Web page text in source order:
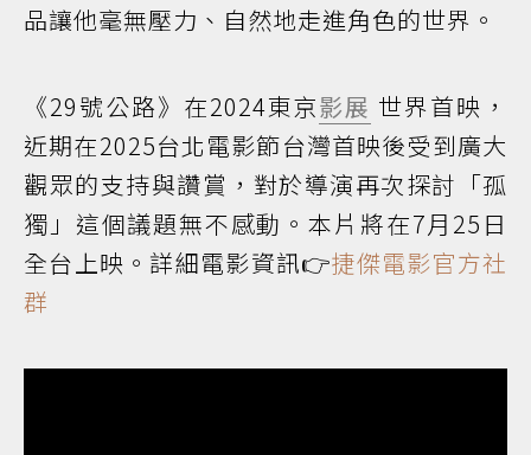
品讓他毫無壓力、自然地走進角色的世界。
《29號公路》在2024東京影展 世界首映，
近期在2025台北電影節台灣首映後受到廣大
觀眾的支持與讚賞，對於導演再次探討「孤
獨」這個議題無不感動。本片將在7月25日
全台上映。詳細電影資訊👉捷傑電影官方社
群